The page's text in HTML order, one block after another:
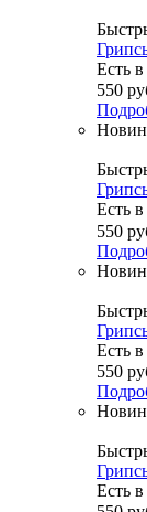
Есть
550
Есть
550
Есть
550
Есть